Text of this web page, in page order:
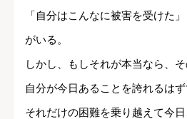
「自分はこんなに被害を受けた
がいる。
しかし、もしそれが本当なら、
自分が今日あることを誇れるはず
それだけの困難を乗り越えて今